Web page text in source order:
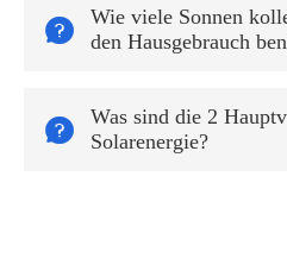

Wie viele Sonnen
den Hausgebrauch

Was sind die 2
Solarenergie?